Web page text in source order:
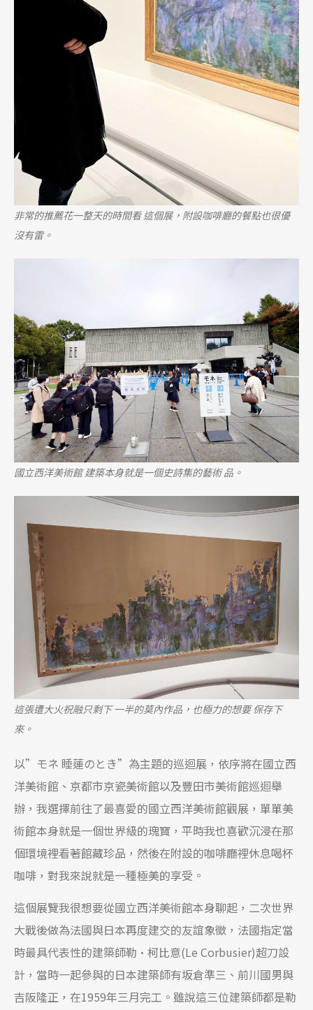
非常的推薦花一整天的時間看 這個展，附設咖啡廳的餐點也很優
沒有雷。
國立西洋美術館 建築本身就是一個史詩集的藝術 品。
這張遭大火祝融只剩下 一半的莫內作品，也極力的想要 保存下
來。
以”モネ 睡蓮のとき”為主題的巡迴展，依序將在國立西
洋美術館、京都市京瓷美術館以及豐田市美術館巡迴舉
辦，我選擇前往了最喜愛的國立西洋美術館觀展，單單美
術館本身就是一個世界級的瑰寶，平時我也喜歡沉浸在那
個環境裡看著館藏珍品，然後在附設的咖啡廳裡休息喝杯
咖啡，對我來說就是一種極美的享受。
這個展覽我很想要從國立西洋美術館本身聊起，二次世界
大戰後做為法國與日本再度建交的友誼象徵，法國指定當
時最具代表性的建築師勒·柯比意(Le Corbusier)超刀設
計，當時一起參與的日本建築師有坂倉準三、前川國男與
吉阪隆正，在1959年三月完工。雖說這三位建築師都是勒